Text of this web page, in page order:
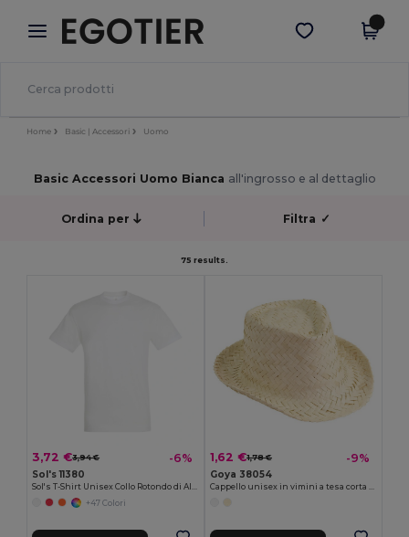
× App Egotier
Prezzi migliori sull'app!
Scarica app
Home Basic | Accessori Uomo
Basic Accessori Uomo Bianca all'ingrosso e al dettaglio
Ordina per Filtra ✓
75 results.
3,72 €3,94 € -6%
Sol's 11380
Sol's T-Shirt Unisex Collo Rotondo di Alta Qualità
+47 Colori
1,62 €1,78 € -9%
Goya 38054
Cappello unisex in vimini a tesa corta JAMAICA